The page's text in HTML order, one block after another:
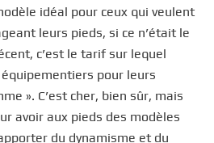
idéal pour ceux qui veulent
leurs pieds, si ce n’était le
c’est le tarif sur lequel
pour leurs
». C’est cher, bien sûr, mais
avoir aux pieds des modèles
du dynamisme et du